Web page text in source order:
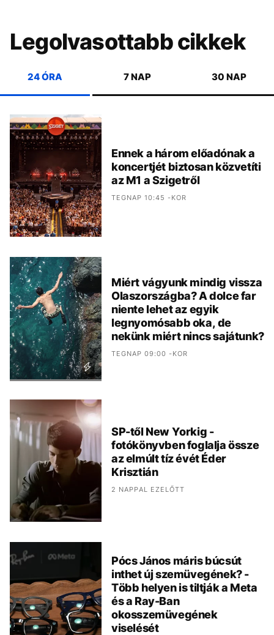
Legolvasottabb cikkek
24 ÓRA 7 NAP 30 NAP
Ennek a három előadónak a
koncertjét biztosan közvetíti
az M1 a Szigetről
TEGNAP 10:45 -KOR
Miért vágyunk mindig vissza
Olaszországba? A dolce far
niente lehet az egyik
legnyomósabb oka, de
nekünk miért nincs sajátunk?
TEGNAP 09:00 -KOR
SP-től New Yorkig -
fotókönyvben foglalja össze
az elmúlt tíz évét Éder
Krisztián
2 NAPPAL EZELŐTT
Pócs János máris búcsút
inthet új szemüvegének? -
Több helyen is tiltják a Meta
és a Ray-Ban
okosszemüvegének
viselését